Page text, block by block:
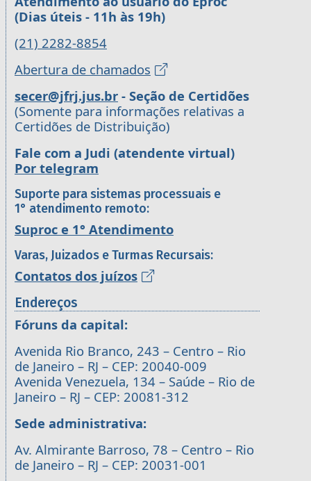
(Dias úteis - 11h às 19h)
(21) 2282-8854
Abertura de chamados
secer@jfrj.jus.br - Seção de Certidões
(Somente para informações relativas a
Certidões de Distribuição)
Fale com a Judi (atendente virtual)
Por telegram
Suporte para sistemas processuais e
1° atendimento remoto:
Suproc e 1° Atendimento
Varas, Juizados e Turmas Recursais:
Contatos dos juízos
Endereços
Fóruns da capital:
Avenida Rio Branco, 243 – Centro – Rio
de Janeiro – RJ – CEP: 20040-009
Avenida Venezuela, 134 – Saúde – Rio de
Janeiro – RJ – CEP: 20081-312
Sede administrativa:
Av. Almirante Barroso, 78 – Centro – Rio
de Janeiro – RJ – CEP: 20031-001